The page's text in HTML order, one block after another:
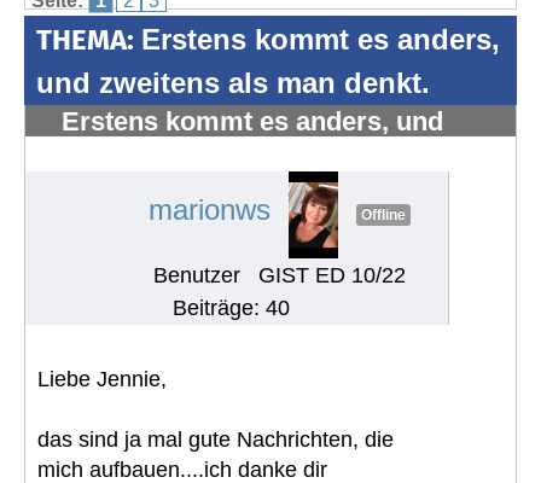
THEMA: Erstens kommt es anders,
und zweitens als man denkt.
Erstens kommt es anders, und
marionws Offline
Benutzer
GIST ED 10/22
Beiträge: 40
Liebe Jennie,
das sind ja mal gute Nachrichten, die
mich aufbauen....ich danke dir